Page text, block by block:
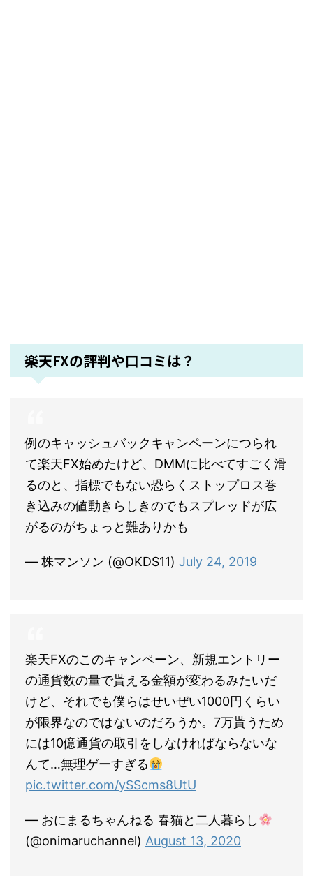
楽天FXの評判や口コミは？
例のキャッシュバックキャンペーンにつられ
て楽天FX始めたけど、DMMに比べてすごく滑
るのと、指標でもない恐らくストップロス巻
き込みの値動きらしきのでもスプレッドが広
がるのがちょっと難ありかも
— 株マンソン (@OKDS11) July 24, 2019
楽天FXのこのキャンペーン、新規エントリー
の通貨数の量で貰える金額が変わるみたいだ
けど、それでも僕らはせいぜい1000円くらい
が限界なのではないのだろうか。7万貰うため
には10億通貨の取引をしなければならないな
んて…無理ゲーすぎる
pic.twitter.com/ySScms8UtU
— おにまるちゃんねる 春猫と二人暮らし
(@onimaruchannel) August 13, 2020